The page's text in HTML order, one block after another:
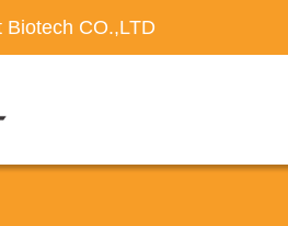
Biotech CO.,LTD